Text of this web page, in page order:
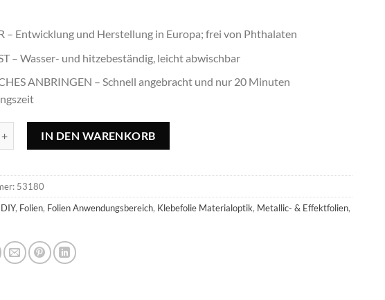
– Entwicklung und Herstellung in Europa; frei von Phthalaten
– Wasser- und hitzebeständig, leicht abwischbar
ANBRINGEN – Schnell angebracht und nur 20 Minuten
IN DEN WARENKORB
53180
DIY, Folien, Folien Anwendungsbereich, Klebefolie Materialoptik, Metallic- & Effektfolien,